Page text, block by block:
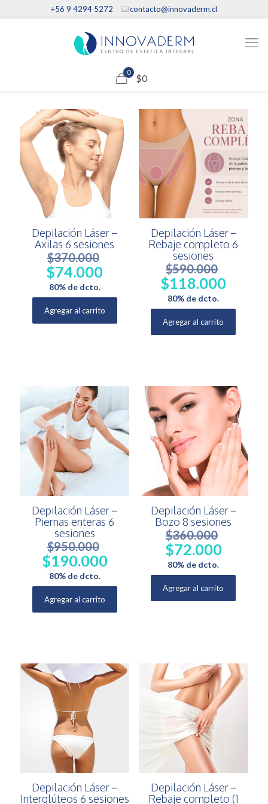
+56 9 4294 5272 contacto@innovaderm.cl
0
$0
Depilación Láser –
Axilas 6 sesiones
$370.000
El
precio
original
era:
$370.000.
$74.000
El
precio
actual
es:
$74.000.
80% de dcto.
Agregar al carrito
Depilación Láser –
Rebaje completo 6
sesiones
$590.000
El
precio
original
era:
$590.000.
$118.000
El
precio
actual
es:
$118.000.
80% de dcto.
Agregar al carrito
Depilación Láser –
Piernas enteras 6
sesiones
$950.000
El
precio
original
era:
$950.000.
$190.000
El
precio
actual
es:
$190.000.
80% de dcto.
Agregar al carrito
Depilación Láser –
Bozo 8 sesiones
$360.000
El
precio
original
era:
$360.000.
$72.000
El
precio
actual
es:
$72.000.
80% de dcto.
Agregar al carrito
Depilación Láser –
Interglúteos 6 sesiones
Depilación Láser –
Rebaje completo (1